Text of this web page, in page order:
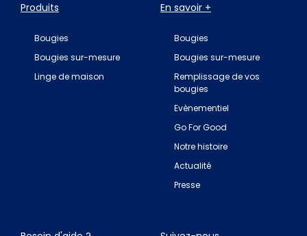
Produits
Bougies
Bougies sur-mesure
Linge de maison
En savoir +
Bougies
Bougies sur-mesure
Remplissage de vos
bougies
Evènementiel
Go For Good
Notre histoire
Actualité
Presse